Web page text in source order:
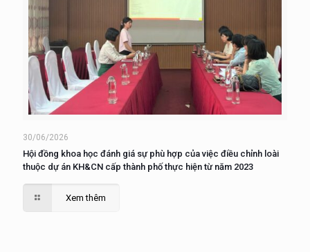
30/06/2026
Hội đồng khoa học đánh giá sự phù hợp của việc điều chỉnh loài
thuộc dự án KH&CN cấp thành phố thực hiện từ năm 2023
Xem thêm